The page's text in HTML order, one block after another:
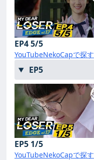
EP4 5/5
YouTubeNekoCapで探す
EP5
EP5 1/5
YouTubeNekoCapで探す